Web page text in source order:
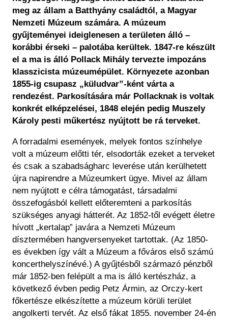
Régészet
Tagintézmények
Felnőttképzés
Közérdekű adatok
Képcsarnok
Történeti Fényképtár
Éremtár
Adattár
Központi Könyvtár
meg az állam a Batthyány családtól, a Magyar
Nemzeti Múzeum számára. A múzeum
gyűjteményei ideiglenesen a területen álló –
korábbi érseki – palotába kerültek. 1847-re készült
el a ma is álló Pollack Mihály tervezte impozáns
klasszicista múzeumépület. Környezete azonban
1855-ig csupasz „küludvar”-ként várta a
rendezést. Parkosítására már Pollacknak is voltak
konkrét elképzelései, 1848 elején pedig Muszely
Károly pesti műkertész nyújtott be rá terveket.
A forradalmi események, melyek fontos színhelye
volt a múzeum előtti tér, elsodorták ezeket a terveket
és csak a szabadságharc leverése után kerülhetett
újra napirendre a Múzeumkert ügye. Mivel az állam
nem nyújtott e célra támogatást, társadalmi
összefogásból kellett előteremteni a parkosítás
szükséges anyagi hátterét. Az 1852-től evégett életre
hívott „kertalap” javára a Nemzeti Múzeum
dísztermében hangversenyeket tartottak. (Az 1850-
es években így vált a Múzeum a főváros első számú
koncerthelyszínévé.) A gyűjtésből származó pénzből
már 1852-ben felépült a ma is álló kertészház, a
következő évben pedig Petz Ármin, az Orczy-kert
főkertésze elkészítette a múzeum körüli terület
angolkerti tervét. Az első fákat 1855. november 24-én